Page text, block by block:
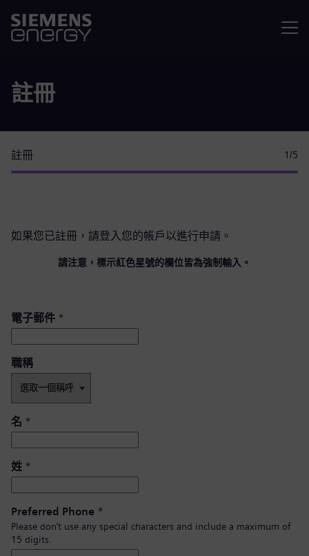
註冊
註冊 1 /5
如果您已註冊，請登入您的帳戶以進行申請。
請注意，標示紅色星號的欄位皆為強制輸入。
電子郵件 *
職稱
名 *
姓 *
Preferred Phone *
Please don’t use any special characters and include a maximum of
15 digits.